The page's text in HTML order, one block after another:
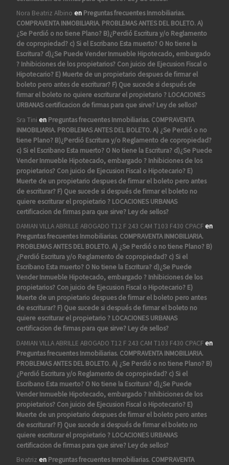
Nora Beatriz Albino en Preguntas frecuentes Inmobiliarias.
COMPRAVENTA INMOBILIARIA. PROBLEMAS ANTES DEL BOLETO. A)
¿Se Perdió o no tiene Plano? B)¿Perdió Escritura y/o Reglamento
de copropiedad? c) Si el Escribano Esta muerto? O No tiene la
Escritura? d)¿Se Puede Vender Inmueble Hipotecado, embargado
? Inhibiciones de los propietarios? Con juicio de Ejecusion Fiscal o
Hipotecario? E) Muerte de un propietario despues de firmar el
boleto pero antes de escriturar? F) Que sucede si después de
firmar el boleto no quiere escriturar el propietario ? LOCACIONES
URBANAS certificacion de firmas para que sirve? Ley de sellos?
Sra Tini en Preguntas frecuentes Inmobiliarias. COMPRAVENTA
INMOBILIARIA. PROBLEMAS ANTES DEL BOLETO. A) ¿Se Perdió o no
tiene Plano? B)¿Perdió Escritura y/o Reglamento de copropiedad?
c) Si el Escribano Esta muerto? O No tiene la Escritura? d)¿Se Puede
Vender Inmueble Hipotecado, embargado ? Inhibiciones de los
propietarios? Con juicio de Ejecusion Fiscal o Hipotecario? E)
Muerte de un propietario despues de firmar el boleto pero antes
de escriturar? F) Que sucede si después de firmar el boleto no
quiere escriturar el propietario ? LOCACIONES URBANAS
certificacion de firmas para que sirve? Ley de sellos?
DAMIAN VILLA ABRILLE ABOGADO T12 F 243 CAM T103 F430 CPACFen
Preguntas frecuentes Inmobiliarias. COMPRAVENTA INMOBILIARIA.
PROBLEMAS ANTES DEL BOLETO. A) ¿Se Perdió o no tiene Plano? B)
¿Perdió Escritura y/o Reglamento de copropiedad? c) Si el
Escribano Esta muerto? O No tiene la Escritura? d)¿Se Puede
Vender Inmueble Hipotecado, embargado ? Inhibiciones de los
propietarios? Con juicio de Ejecusion Fiscal o Hipotecario? E)
Muerte de un propietario despues de firmar el boleto pero antes
de escriturar? F) Que sucede si después de firmar el boleto no
quiere escriturar el propietario ? LOCACIONES URBANAS
certificacion de firmas para que sirve? Ley de sellos?
DAMIAN VILLA ABRILLE ABOGADO T12 F 243 CAM T103 F430 CPACFen
Preguntas frecuentes Inmobiliarias. COMPRAVENTA INMOBILIARIA.
PROBLEMAS ANTES DEL BOLETO. A) ¿Se Perdió o no tiene Plano? B)
¿Perdió Escritura y/o Reglamento de copropiedad? c) Si el
Escribano Esta muerto? O No tiene la Escritura? d)¿Se Puede
Vender Inmueble Hipotecado, embargado ? Inhibiciones de los
propietarios? Con juicio de Ejecusion Fiscal o Hipotecario? E)
Muerte de un propietario despues de firmar el boleto pero antes
de escriturar? F) Que sucede si después de firmar el boleto no
quiere escriturar el propietario ? LOCACIONES URBANAS
certificacion de firmas para que sirve? Ley de sellos?
Beatriz en Preguntas frecuentes Inmobiliarias. COMPRAVENTA